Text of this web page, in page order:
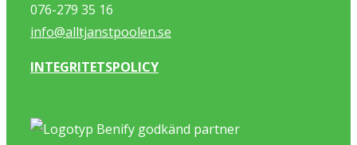
076-279 35 16
info@alltjanstpoolen.se
INTEGRITETSPOLICY